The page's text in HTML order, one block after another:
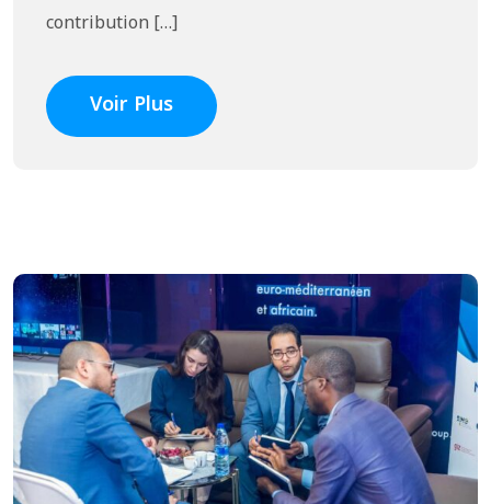
contribution […]
Voir Plus